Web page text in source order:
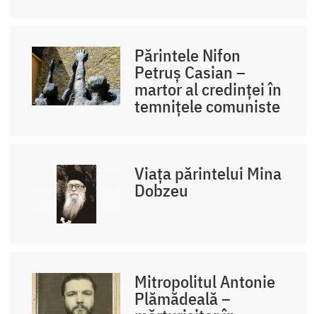
Părintele Nifon
Petruș Casian –
martor al credinței în
temnițele comuniste
Viața părintelui Mina
Dobzeu
Mitropolitul Antonie
Plămădeală –